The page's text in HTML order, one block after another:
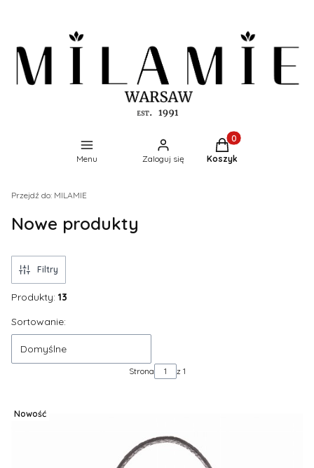
Menu Zaloguj się
Produkty w
Koszyk
Przejdź do: MILAMIE
Nowe produkty
Filtry
Produkty: 13
Lista produktów
Sortowanie:
Domyślne
Strona z 1
Nowość